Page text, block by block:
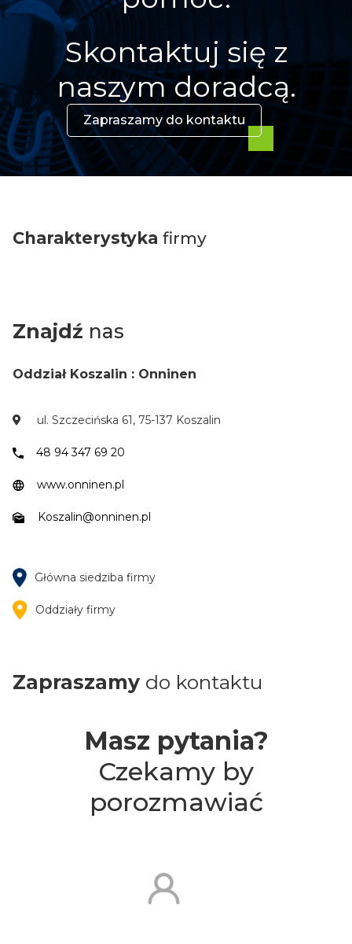
Skontaktuj się z
naszym doradcą.
Zapraszamy do kontaktu
Charakterystyka firmy
Znajdź nas
Oddział Koszalin : Onninen
ul. Szczecińska 61, 75-137 Koszalin
48 94 347 69 20
www.onninen.pl
Koszalin@onninen.pl
Główna siedziba firmy
Oddziały firmy
Zapraszamy do kontaktu
Masz pytania?
Czekamy by
porozmawiać